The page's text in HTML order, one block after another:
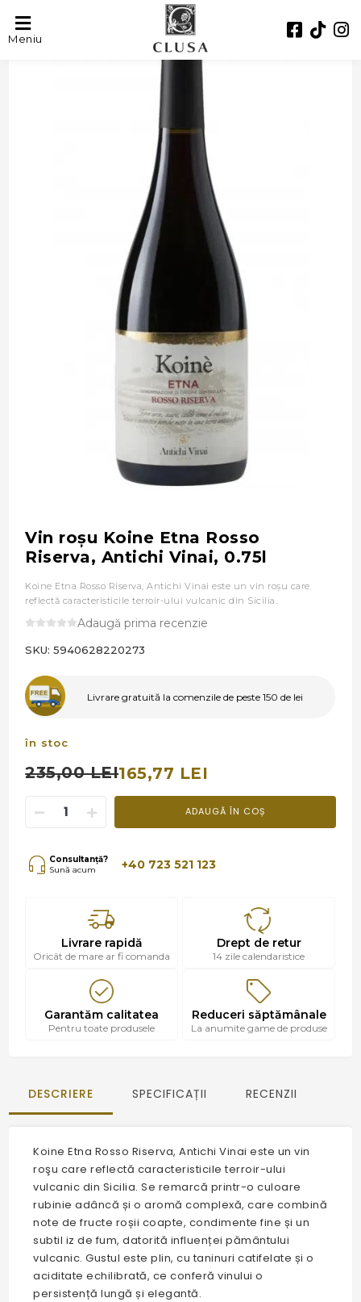
Meniu- 29%
Vin roşu Koine Etna Rosso
Riserva, Antichi Vinai, 0.75l
Koine Etna Rosso Riserva, Antichi Vinai este un vin roşu care
reflectă caracteristicile terroir-ului vulcanic din Sicilia.
Adaugă prima recenzie
SKU: 5940628220273
Livrare gratuită la comenzile de peste 150 de lei
în stoc
235,00 LEI165,77 LEI
ADAUGĂ ÎN COȘ
Consultanță?
Sună acum
+40 723 521 123
Livrare rapidă
Oricât de mare ar fi comanda
Drept de retur
14 zile calendaristice
Garantăm calitatea
Pentru toate produsele
Reduceri săptămânale
La anumite game de produse
DESCRIERE SPECIFICAȚII RECENZII
Koine Etna Rosso Riserva, Antichi Vinai este un vin
roşu care reflectă caracteristicile terroir-ului
vulcanic din Sicilia. Se remarcă printr-o culoare
rubinie adâncă și o aromă complexă, care combină
note de fructe roșii coapte, condimente fine și un
subtil iz de fum, datorită influenței pământului
vulcanic. Gustul este plin, cu taninuri catifelate și o
aciditate echilibrată, ce conferă vinului o
persistență lungă și elegantă.